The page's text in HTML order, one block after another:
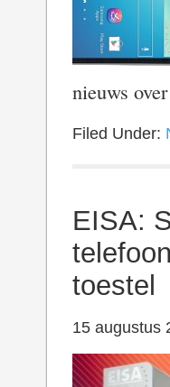
nieuws
Filed Under:
EISA:
toestel
15 augustus